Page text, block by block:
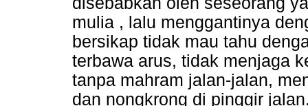
mulia , lalu menggantinya
bersikap tidak mau tahu
terbawa arus, tidak menjaga
tanpa mahram jalan-jalan,
dan nongkrong di pinggir